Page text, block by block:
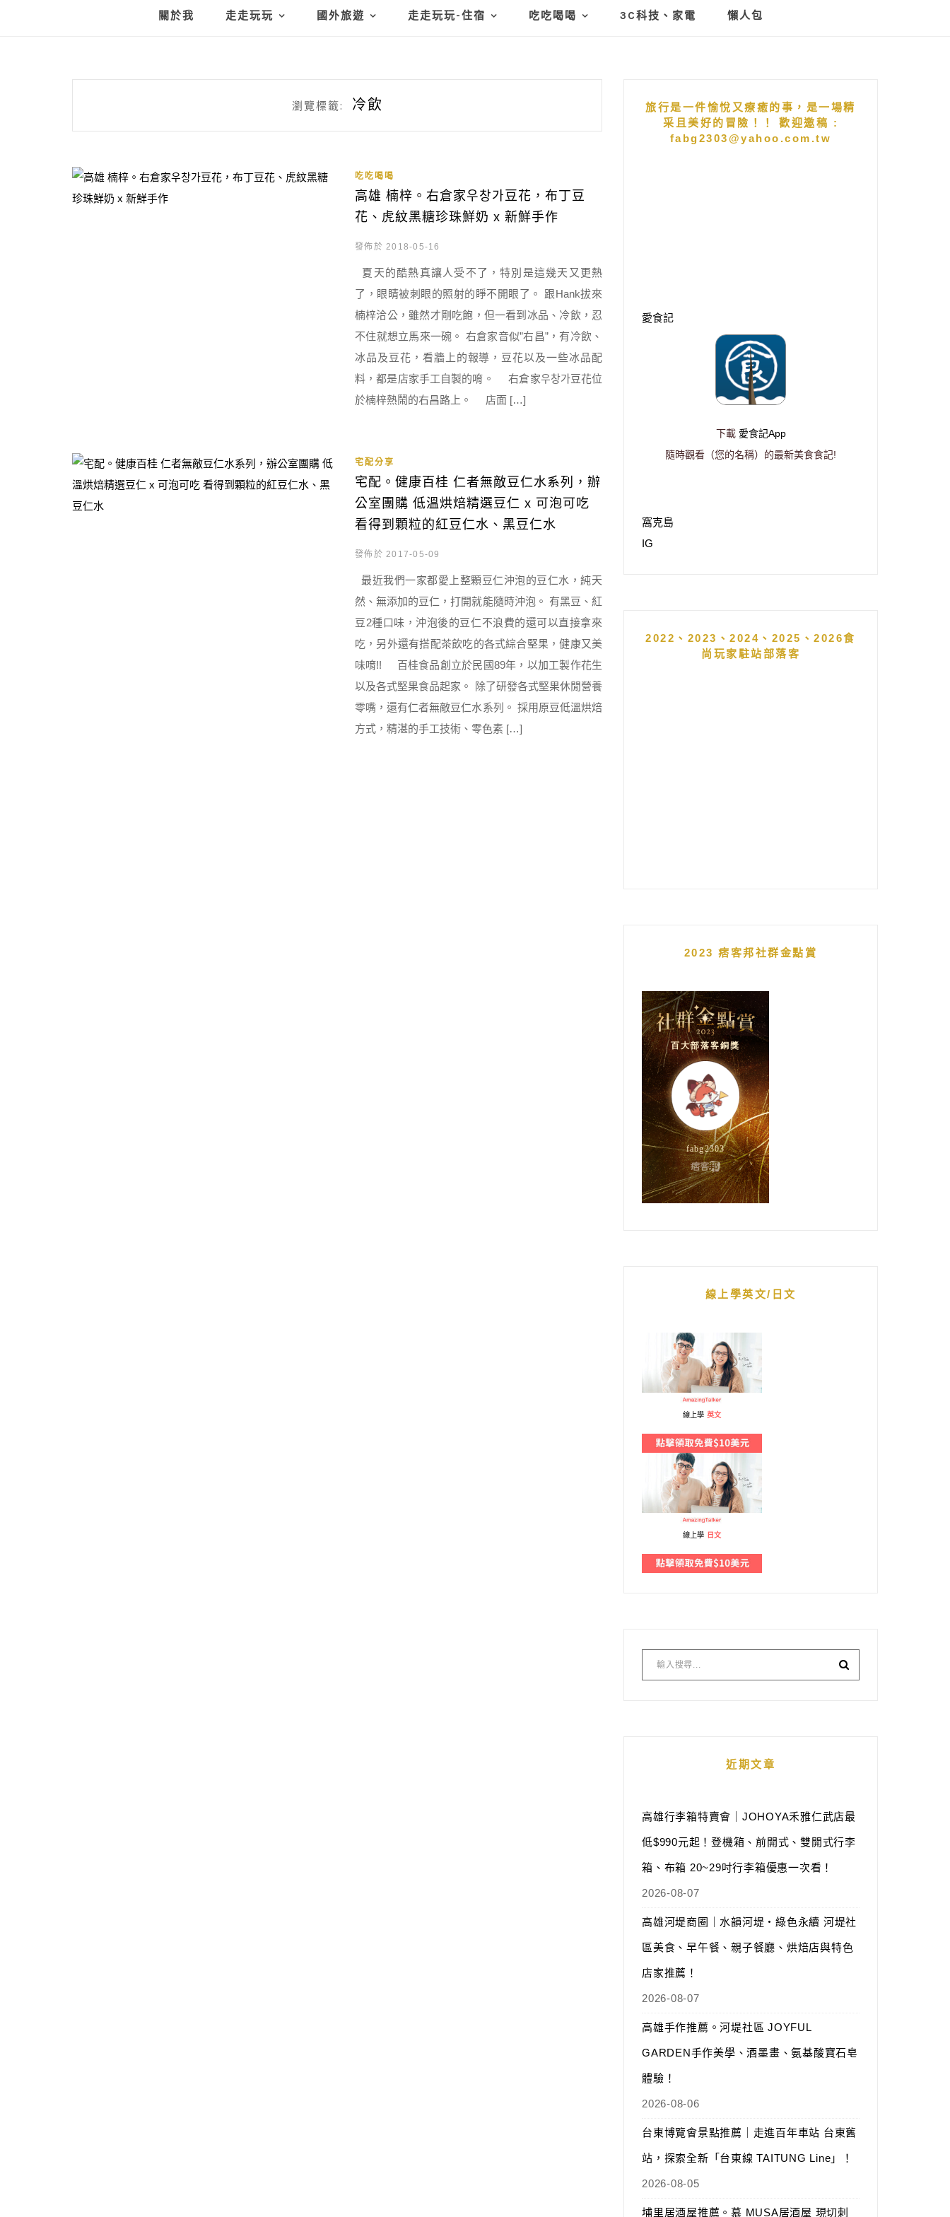
關於我 走走玩玩 國外旅遊 走走玩玩-住宿 吃吃喝喝 3C科技、家電 懶人包
瀏覽標籤: 冷飲
吃吃喝喝
高雄 楠梓。右倉家우창가豆花，布丁豆
花、虎紋黑糖珍珠鮮奶 x 新鮮手作
發佈於 2018-05-16
夏天的酷熱真讓人受不了，特別是這幾天又更熱
了，眼睛被刺眼的照射的睜不開眼了。 跟Hank拔來
楠梓洽公，雖然才剛吃飽，但一看到冰品、冷飲，忍
不住就想立馬來一碗。 右倉家音似”右昌”，有冷飲、
冰品及豆花，看牆上的報導，豆花以及一些冰品配
料，都是店家手工自製的唷。 右倉家우창가豆花位
於楠梓熱鬧的右昌路上。 店面 […]
宅配分享
宅配。健康百桂 仁者無敵豆仁水系列，辦
公室團購 低溫烘焙精選豆仁 x 可泡可吃
看得到顆粒的紅豆仁水、黑豆仁水
發佈於 2017-05-09
最近我們一家都愛上整顆豆仁沖泡的豆仁水，純天
然、無添加的豆仁，打開就能隨時沖泡。 有黑豆、紅
豆2種口味，沖泡後的豆仁不浪費的還可以直接拿來
吃，另外還有搭配茶飲吃的各式綜合堅果，健康又美
味唷!! 百桂食品創立於民國89年，以加工製作花生
以及各式堅果食品起家。 除了研發各式堅果休閒營養
零嘴，還有仁者無敵豆仁水系列。 採用原豆低溫烘焙
方式，精湛的手工技術、零色素 […]
旅行是一件愉悅又療癒的事，是一場精
采且美好的冒險！！ 歡迎邀稿 :
fabg2303@yahoo.com.tw
愛食記
下載 愛食記App
隨時觀看（您的名稱）的最新美食食記!
窩克島
IG
2022、2023、2024、2025、2026食
尚玩家駐站部落客
2023 痞客邦社群金點賞
線上學英文/日文
線上學 英文
線上學 日文
近期文章
高雄行李箱特賣會｜JOHOYA禾雅仁武店最
低$990元起！登機箱、前開式、雙開式行李
箱、布箱 20~29吋行李箱優惠一次看！
2026-08-07
高雄河堤商圈｜水韻河堤‧綠色永續 河堤社
區美食、早午餐、親子餐廳、烘焙店與特色
店家推薦！
2026-08-07
高雄手作推薦。河堤社區 JOYFUL
GARDEN手作美學、酒墨畫、氨基酸寶石皂
體驗！
2026-08-06
台東博覽會景點推薦｜走進百年車站 台東舊
站，探索全新「台東線 TAITUNG Line」！
2026-08-05
埔里居酒屋推薦。慕 MUSA居酒屋 現切刺